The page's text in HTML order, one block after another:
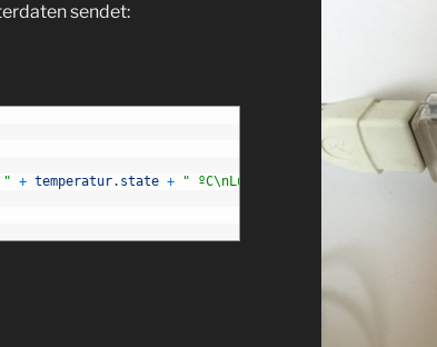
sendet:
" + temperatur. state + " ºC\nLuftdruck: " state